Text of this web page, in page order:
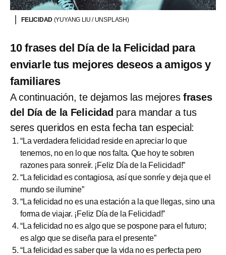
FELICIDAD (YUYANG LIU / UNSPLASH)
10 frases del Día de la Felicidad para
enviarle tus mejores deseos a amigos y
familiares
A continuación, te dejamos las mejoresfrases
del Día de la Felicidad para mandar a tus
seres queridos en esta fecha tan especial:
“La verdadera felicidad reside en apreciar lo que
tenemos, no en lo que nos falta. Que hoy te sobren
razones para sonreír. ¡Feliz Día de la Felicidad!”
“La felicidad es contagiosa, así que sonríe y deja que el
mundo se ilumine”
“La felicidad no es una estación a la que llegas, sino una
forma de viajar. ¡Feliz Día de la Felicidad!”
“La felicidad no es algo que se pospone para el futuro;
es algo que se diseña para el presente”
“La felicidad es saber que la vida no es perfecta pero